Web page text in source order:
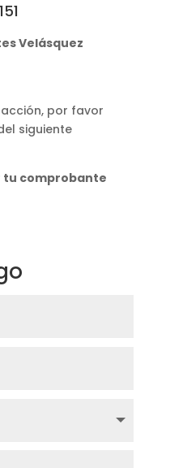
Velásquez
por favor
siguiente
tu comprobante